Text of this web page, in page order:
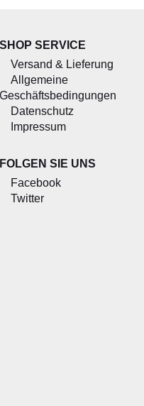
SHOP SERVICE
Versand & Lieferung
Allgemeine
Geschäftsbedingungen
Datenschutz
Impressum
FOLGEN SIE UNS
Facebook
Twitter